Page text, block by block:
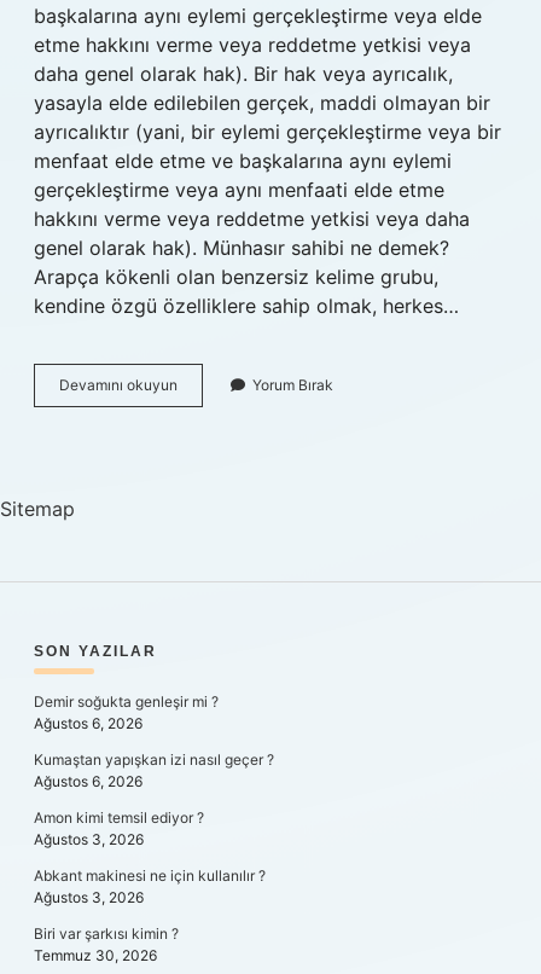
başkalarına aynı eylemi gerçekleştirme veya elde
etme hakkını verme veya reddetme yetkisi veya
daha genel olarak hak). Bir hak veya ayrıcalık,
yasayla elde edilebilen gerçek, maddi olmayan bir
ayrıcalıktır (yani, bir eylemi gerçekleştirme veya bir
menfaat elde etme ve başkalarına aynı eylemi
gerçekleştirme veya aynı menfaati elde etme
hakkını verme veya reddetme yetkisi veya daha
genel olarak hak). Münhasır sahibi ne demek?
Arapça kökenli olan benzersiz kelime grubu,
kendine özgü özelliklere sahip olmak, herkes…
Devamını okuyun Münhasır
Temsilci
Yorum Bırak
Sitemap
SIDEBAR
SON YAZILAR
Demir soğukta genleşir mi ?
Ağustos 6, 2026
Kumaştan yapışkan izi nasıl geçer ?
Ağustos 6, 2026
Amon kimi temsil ediyor ?
Ağustos 3, 2026
Abkant makinesi ne için kullanılır ?
Ağustos 3, 2026
Biri var şarkısı kimin ?
Temmuz 30, 2026